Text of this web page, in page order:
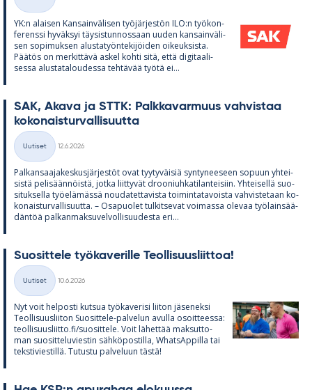
Kategoriat
YK:n alai­sen Kan­sain­vä­li­sen työ­jär­jes­tön ILO:n työ­kon­
fe­renssi hy­väk­syi täy­sis­tun­nos­saan uu­den kan­sain­vä­li­
sen so­pi­muk­sen alus­ta­työn­te­ki­jöi­den oi­keuk­sista.
Pää­tös on mer­kit­tävä as­kel kohti sitä, että di­gi­taa­li­
sessa alus­ta­ta­lou­dessa teh­tä­vää työtä ei...
SAK, Akava ja STTK: Palk­ka­var­muus vah­vis­taa
ko­ko­nais­tur­val­li­suutta
Kategoriat
Uutiset
12.6.2026
Pal­kan­saa­ja­kes­kus­jär­jes­töt ovat tyy­ty­väi­siä syn­ty­nee­seen so­puun yh­tei­
sistä pe­li­sään­nöistä, jotka liit­ty­vät droo­niuh­ka­ti­lan­tei­siin. Yh­tei­sellä suo­
si­tuk­sella työ­elä­mässä nou­da­tet­ta­vista toi­min­ta­ta­voista vah­vis­te­taan ko­
ko­nais­tur­val­li­suutta. – Os­a­puo­let tul­kit­se­vat voi­massa ole­vaa työ­lain­sää­
dän­töä pal­kan­mak­su­vel­vol­li­suu­desta eri...
Suo­sit­tele työ­ka­ve­rille Teol­li­suus­liit­toa!
Kategoriat
Uutiset
10.6.2026
Nyt voit hel­posti kut­sua työ­ka­ve­risi lii­ton jä­se­neksi
Teol­li­suus­lii­ton Suo­sit­tele-pal­ve­lun avulla osoit­teessa:
teol­li­suus­liitto.fi/suo­sit­tele. Voit lä­het­tää mak­sut­to­
man suo­sit­te­lu­vies­tin säh­kö­pos­tilla, What­sAp­pilla tai
teks­ti­vies­tillä. Tu­tustu pal­ve­luun tästä!